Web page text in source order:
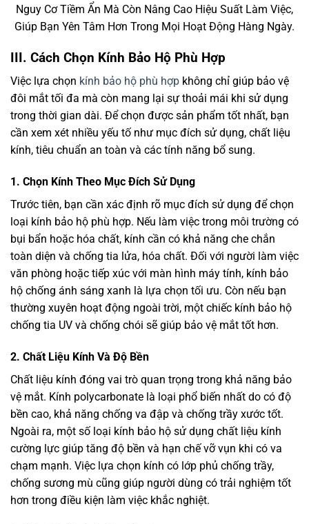
Nguy Cơ Tiềm Ẩn Mà Còn Nâng Cao Hiệu Suất Làm Việc,
Giúp Bạn Yên Tâm Hơn Trong Mọi Hoạt Động Hàng Ngày.
III. Cách Chọn Kính Bảo Hộ Phù Hợp
Việc lựa chọn kính bảo hộ phù hợp không chỉ giúp bảo vệ
đôi mắt tối đa mà còn mang lại sự thoải mái khi sử dụng
trong thời gian dài. Để chọn được sản phẩm tốt nhất, bạn
cần xem xét nhiều yếu tố như mục đích sử dụng, chất liệu
kính, tiêu chuẩn an toàn và các tính năng bổ sung.
1. Chọn Kính Theo Mục Đích Sử Dụng
Trước tiên, bạn cần xác định rõ mục đích sử dụng để chọn
loại kính bảo hộ phù hợp. Nếu làm việc trong môi trường có
bụi bẩn hoặc hóa chất, kính cần có khả năng che chắn
toàn diện và chống tia lửa, hóa chất. Đối với người làm việc
văn phòng hoặc tiếp xúc với màn hình máy tính, kính bảo
hộ chống ánh sáng xanh là lựa chọn tối ưu. Còn nếu bạn
thường xuyên hoạt động ngoài trời, một chiếc kính bảo hộ
chống tia UV và chống chói sẽ giúp bảo vệ mắt tốt hơn.
2. Chất Liệu Kính Và Độ Bền
Chất liệu kính đóng vai trò quan trọng trong khả năng bảo
vệ mắt. Kính polycarbonate là loại phổ biến nhất do có độ
bền cao, khả năng chống va đập và chống trầy xước tốt.
Ngoài ra, một số loại kính bảo hộ sử dụng chất liệu kính
cường lực giúp tăng độ bền và hạn chế vỡ vụn khi có va
chạm mạnh. Việc lựa chọn kính có lớp phủ chống trầy,
chống sương mù cũng giúp người dùng có trải nghiệm tốt
hơn trong điều kiện làm việc khắc nghiệt.